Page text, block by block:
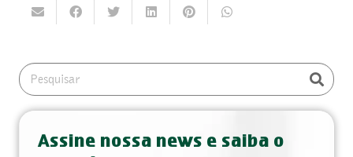
Assine nossa news e saiba o